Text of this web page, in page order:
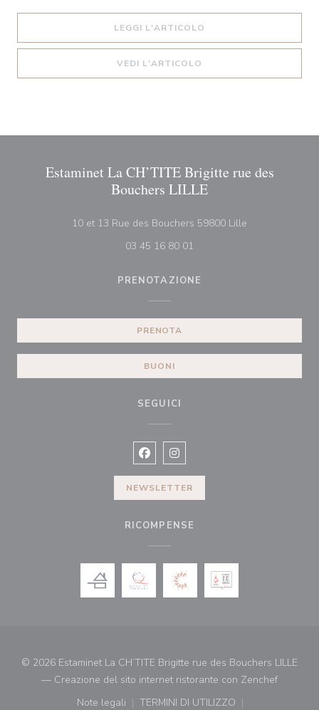
LEGGI L'ARTICOLO
VEDI L'ARTICOLO
Estaminet La CH’TITE Brigitte rue des
Bouchers LILLE
10 et 13 Rue des Bouchers 59800 Lille
03 45 16 80 01
PRENOTAZIONE
PRENOTA
BUONI
SEGUICI
Facebook ((apre una nuova
Instagram ((apre una nuova
NEWSLETTER
RICOMPENSE
© 2026 Estaminet La CH’TITE Brigitte rue des Bouchers LILLE
— Creazione del sito internet ristorante con Zenchef((apre
Note legali
TERMINI DI UTILIZZO